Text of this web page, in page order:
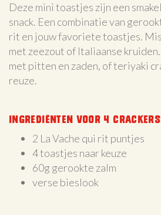
Deze mini toastjes zijn een
snack. Een combinatie van
rit en jouw favoriete toastjes.
met zeezout of Italiaanse
met pitten en zaden, of teriyaki
reuze.
Ingrediënten voor 4
2 La Vache qui rit puntjes
4 toastjes naar keuze
60g gerookte zalm
verse bieslook